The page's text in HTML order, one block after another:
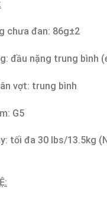
chưa đan: 86g±2
đầu nặng trung bình
vợt: trung bình
G5
tối đa 30 lbs/13.5kg